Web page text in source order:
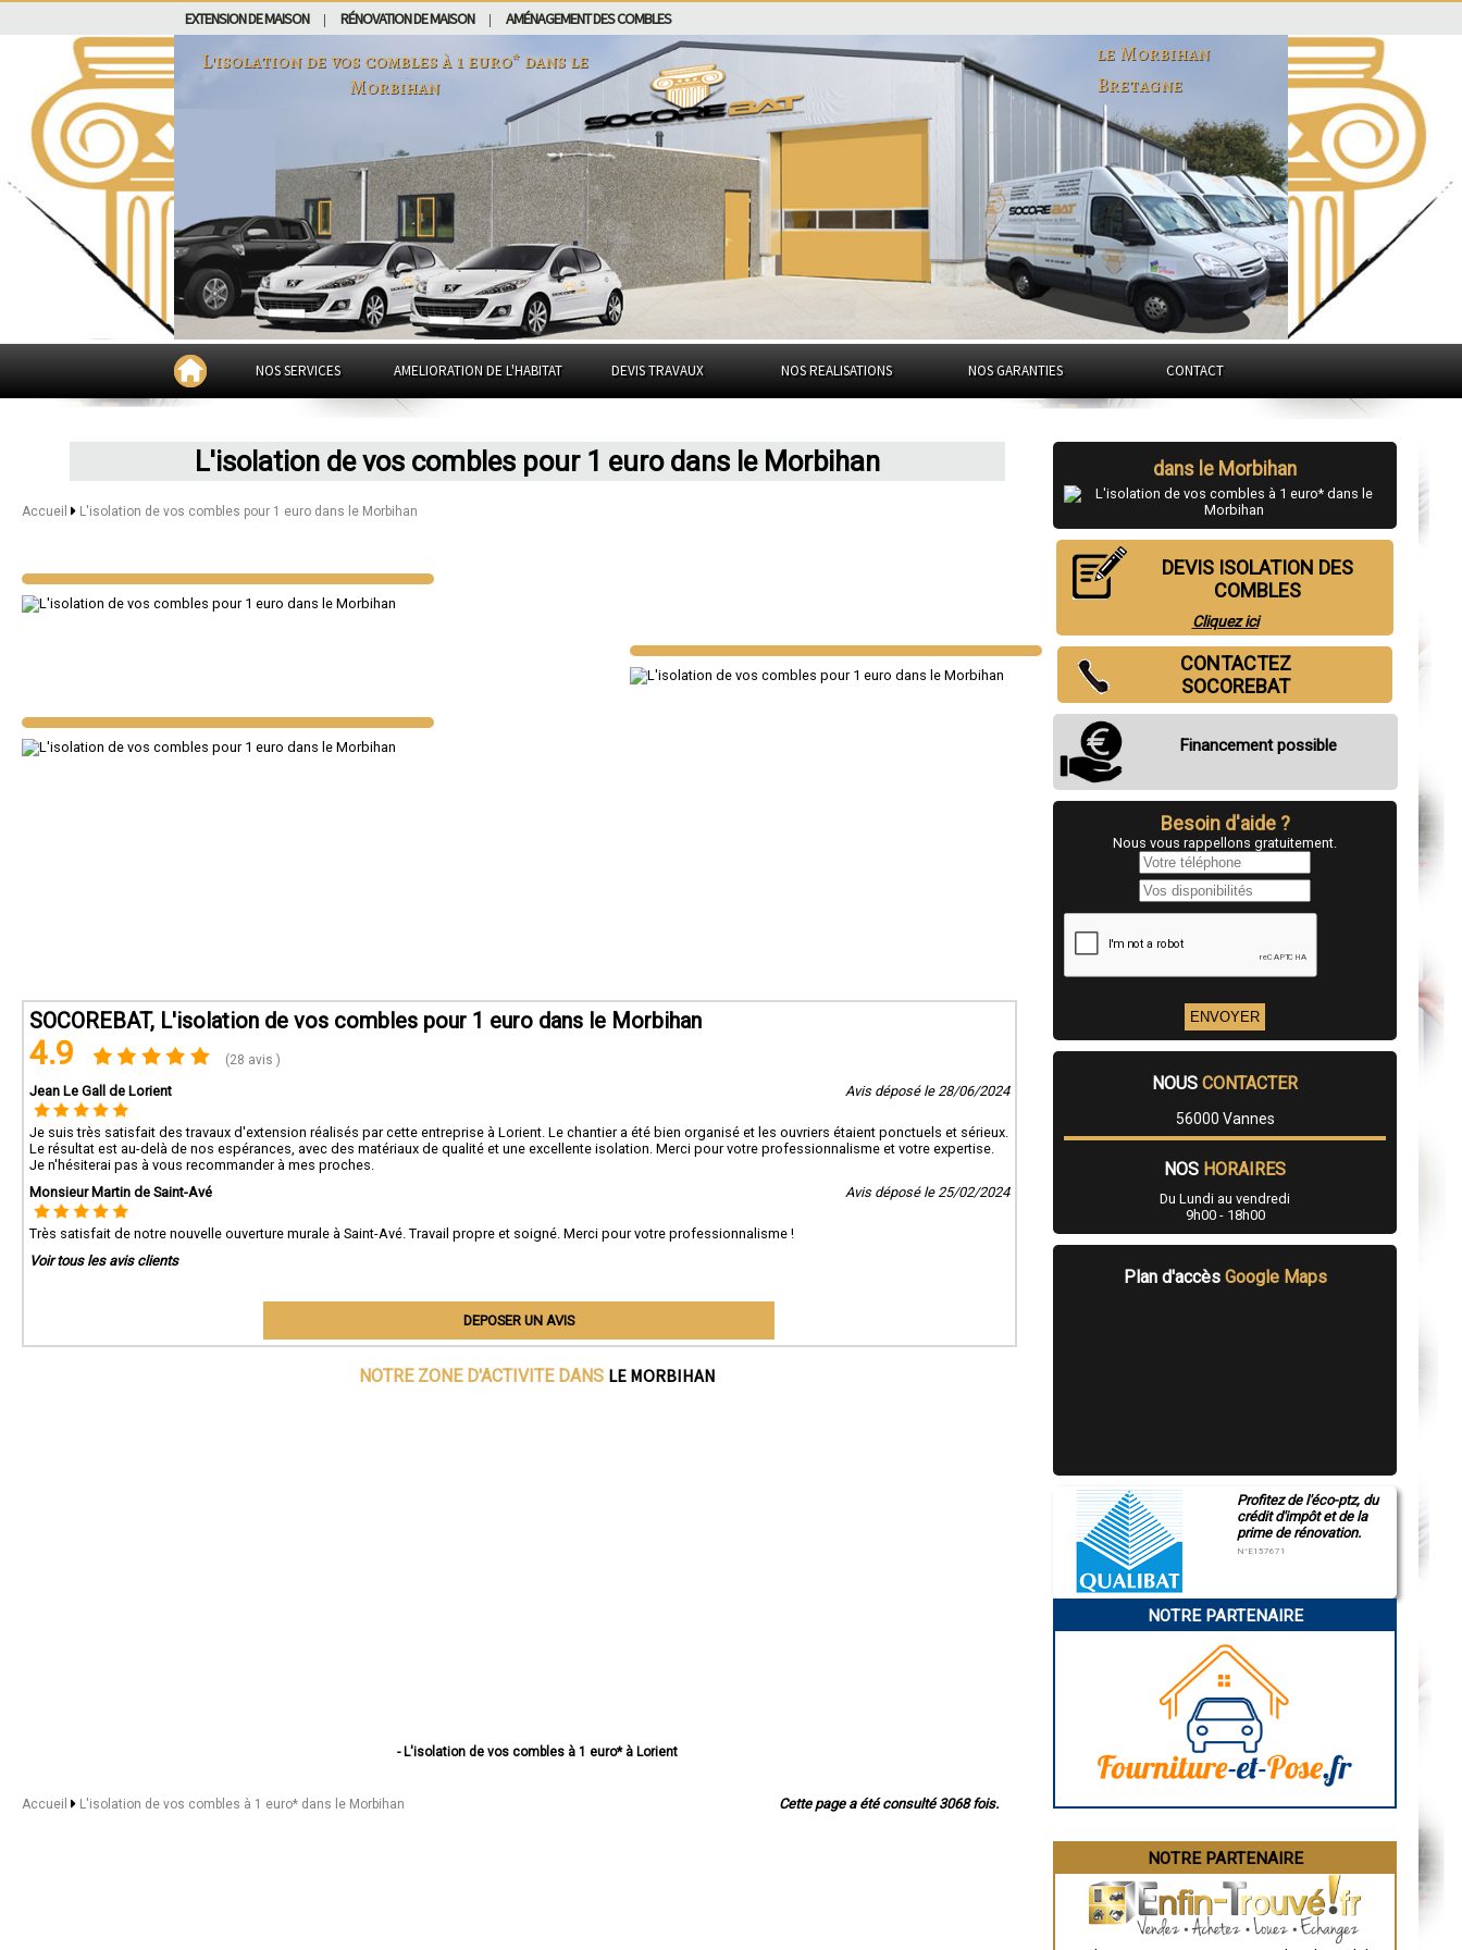
EXTENSION DE MAISON RÉNOVATION DE MAISON AMÉNAGEMENT DES COMBLES
L'isolation de vos combles à 1 euro* dansle
Morbihan
le Morbihan
Bretagne
NOS SERVICES AMELIORATION DE L'HABITAT DEVIS TRAVAUX NOS REALISATIONS NOS GARANTIES CONTACT
L'isolation de vos combles pour 1 euro dans le Morbihan
Accueil L'isolation de vos combles pour 1 euro dans le Morbihan
SOCOREBAT, L'isolation de vos combles pour 1 euro dans le Morbihan
4.9 (28 avis )
Jean Le Gall de Lorient Avis déposé le 28/06/2024
Je suis très satisfait des travaux d'extension réalisés par cette entreprise à Lorient. Le chantier a été bien organisé et les ouvriers étaient ponctuels et sérieux.
Le résultat est au-delà de nos espérances, avec des matériaux de qualité et une excellente isolation. Merci pour votre professionnalisme et votre expertise.
Je n'hésiterai pas à vous recommander à mes proches.
Monsieur Martin de Saint-Avé
Avis déposé le 25/02/2024
Très satisfait de notre nouvelle ouverture murale à Saint-Avé. Travail propre et soigné. Merci pour votre professionnalisme !
Voir tous les avis clients
DEPOSER UN AVIS
NOTRE ZONE D'ACTIVITE DANS LE MORBIHAN
- L'isolation de vos combles à 1 euro* à Lorient
- L'isolation de vos combles à 1 euro* à Ploemeur
Cette page a été consulté 3068 fois.
Accueil L'isolation de vos combles à 1 euro* dans le Morbihan
dans le Morbihan
DEVIS ISOLATION DES
COMBLES
Cliquez ici
CONTACTEZ
SOCOREBAT
Financement possible
Besoin d'aide ?
Nous vous rappellons gratuitement.
NOUS CONTACTER
56000 Vannes
NOS HORAIRES
Du Lundi au vendredi
9h00 - 18h00
Plan d'accès Google Maps
Profitez de l'éco-ptz, du
crédit d'impôt et de la
prime de rénovation.
N°E157671
NOTRE PARTENAIRE
NOTRE PARTENAIRE